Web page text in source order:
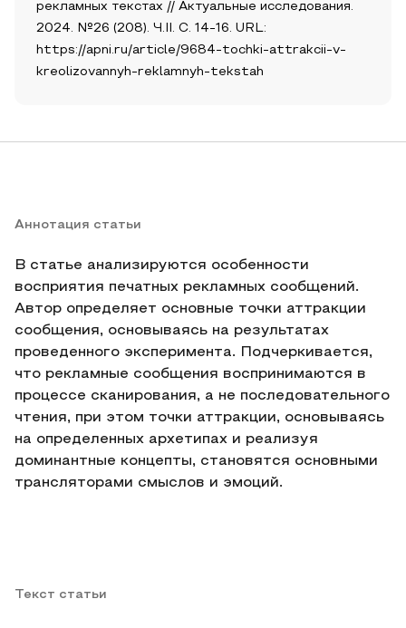
рекламных текстах // Актуальные исследования.
2024. №26 (208). Ч.II. С. 14-16. URL:
https://apni.ru/article/9684-tochki-attrakcii-v-
kreolizovannyh-reklamnyh-tekstah
Аннотация статьи
В статье анализируются особенности
восприятия печатных рекламных сообщений.
Автор определяет основные точки аттракции
сообщения, основываясь на результатах
проведенного эксперимента. Подчеркивается,
что рекламные сообщения воспринимаются в
процессе сканирования, а не последовательного
чтения, при этом точки аттракции, основываясь
на определенных архетипах и реализуя
доминантные концепты, становятся основными
трансляторами смыслов и эмоций.
Текст статьи